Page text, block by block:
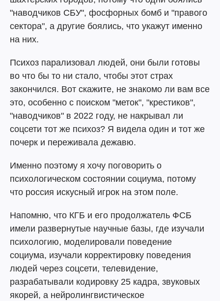
"наводчиков СБУ", фосфорных бомб и "правого
сектора", а другие боялись, что укажут именно
на них.
Психоз парализовал людей, они были готовы
во что бы то ни стало, чтобы этот страх
закончился. Вот скажите, не знакомо ли вам все
это, особенно с поиском "меток", "крестиков",
"наводчиков" в 2022 году, не накрывал ли
соцсети тот же психоз? Я видела один и тот же
почерк и переживала дежавю.
Именно поэтому я хочу поговорить о
психологическом состоянии социума, потому
что россия искусный игрок на этом поле.
Напомню, что КГБ и его продолжатель ФСБ
имели развернутые научные базы, где изучали
психологию, моделировали поведение
социума, изучали корректировку поведения
людей через соцсети, телевидение,
разрабатывали кодировку 25 кадра, звуковых
якорей, а нейролингвистическое